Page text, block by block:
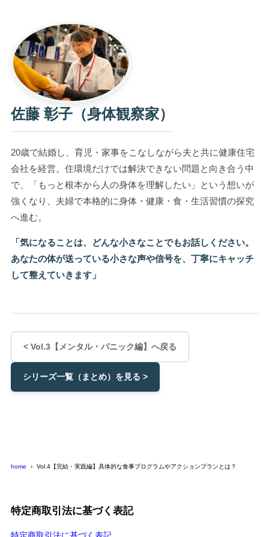
佐藤 彰子（身体観察家）
20歳で結婚し、育児・家事をこなしながら夫と共に健康住宅
会社を経営。住環境だけでは解決できない問題と向き合う中
で、「もっと根本から人の身体を理解したい」という想いが
強くなり、夫婦で本格的に身体・健康・食・生活習慣の探究
へ進む。
「気になることは、どんな小さなことでもお話しください。
あなたの体が送っている小さな声や信号を、丁寧にキャッチ
して整えていきます」
< Vol.3【メンタル・パニック編】へ戻る
シリーズ一覧（まとめ）を見る >
home Vol.4【完結・実践編】具体的な食事プログラムやアクションプランとは？
特定商取引法に基づく表記
特定商取引法に基づく表記